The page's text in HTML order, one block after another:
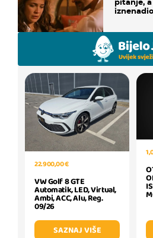
iznenadio
22.900,00 €
VW Golf 8 GTE
Automatik, LED, Virtual,
Ambi, ACC, Alu, Reg.
09/26
SAZNAJ VIŠE